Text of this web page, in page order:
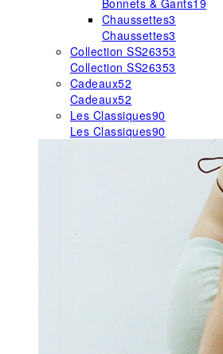
Bonnets & Gants19
Chaussettes3
Chaussettes3
Collection SS26353
Collection SS26353
Cadeaux52
Cadeaux52
Les Classiques90
Les Classiques90